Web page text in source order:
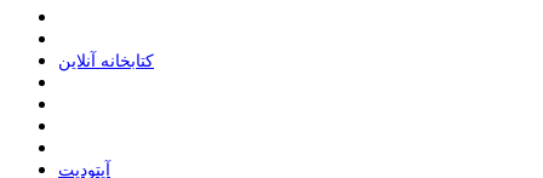
ﮐﺘﺎﺑﺨﺎﻧﻪ ﺁﻧﻼﯾﻦ
ﺁﭘﺘﻮﺩﯾﺖ